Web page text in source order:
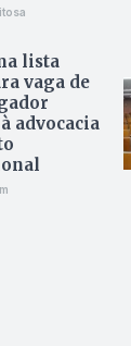
lista
vaga de
advocacia